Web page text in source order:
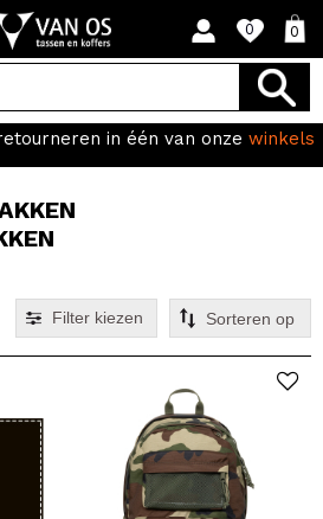
0 0
in één van onze winkels
Filter kiezen